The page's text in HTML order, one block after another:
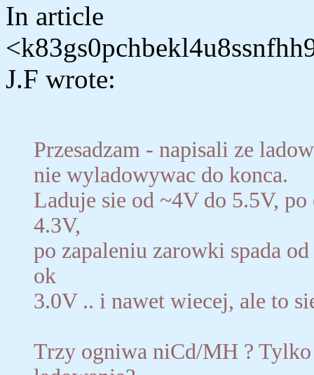
In article
J.F wrote:
Przesadzam - napisali ze
nie wyladowywac do konca.
Laduje sie od ~4V do 5.5V,
4.3V,
po zapaleniu zarowki spada
ok
3.0V .. i nawet wiecej, ale to
Trzy ogniwa niCd/MH ? Tylko